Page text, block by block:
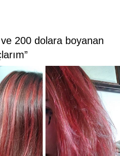
200 dolara boyanan